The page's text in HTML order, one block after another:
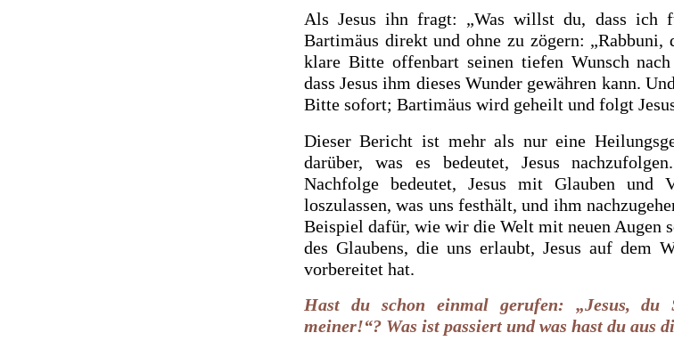
Als Jesus ihn fragt: „Was willst du, dass ich
Bartimäus direkt und ohne zu zögern: „Rabbuni,
klare Bitte offenbart seinen tiefen Wunsch
dass Jesus ihm dieses Wunder gewähren kann.
Bitte sofort; Bartimäus wird geheilt und folgt
Dieser Bericht ist mehr als nur eine
darüber, was es bedeutet, Jesus
Nachfolge bedeutet, Jesus mit Glauben und
loszulassen, was uns festhält, und ihm
Beispiel dafür, wie wir die Welt mit neuen Augen
des Glaubens, die uns erlaubt, Jesus auf dem
vorbereitet hat.
Hast du schon einmal gerufen: „Jesus, du
meiner!“? Was ist passiert und was hast du aus